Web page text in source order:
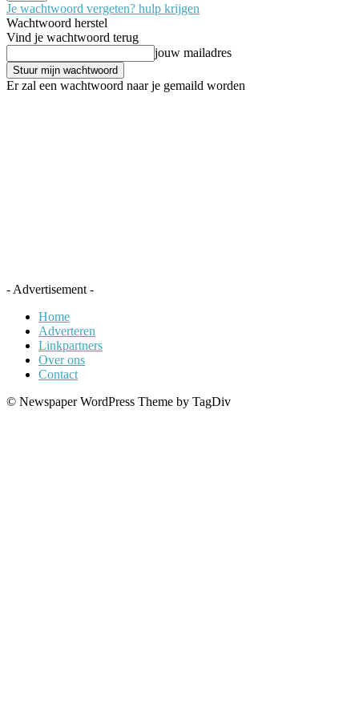
Je wachtwoord vergeten? hulp krijgen
Wachtwoord herstel
Vind je wachtwoord terug
jouw mailadres
Er zal een wachtwoord naar je gemaild worden
- Advertisement -
Home
Adverteren
Linkpartners
Over ons
Contact
© Newspaper WordPress Theme by TagDiv